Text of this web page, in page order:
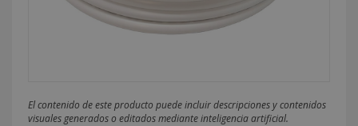
El contenido de este producto puede incluir descripciones y contenidos
visuales generados o editados mediante inteligencia artificial.